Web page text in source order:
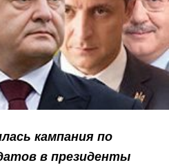
кампания по
в президенты